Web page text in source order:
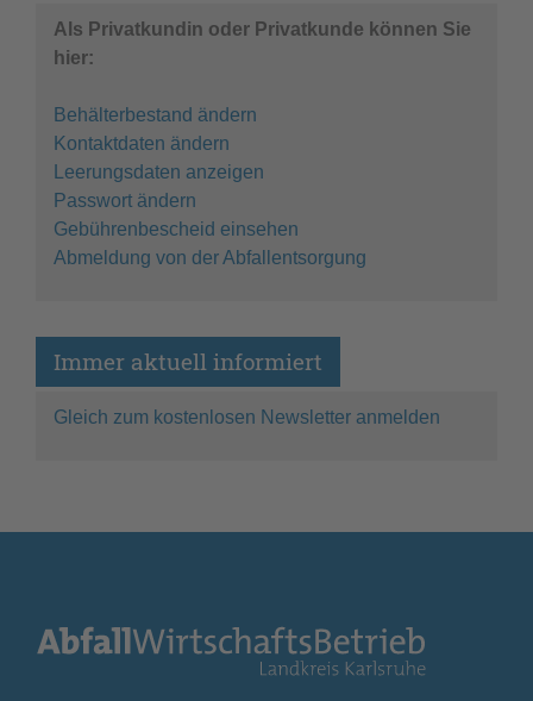
Als Privatkundin oder Privatkunde können Sie
hier:
Behälterbestand ändern
Kontaktdaten ändern
Leerungsdaten anzeigen
Passwort ändern
Gebührenbescheid einsehen
Abmeldung von der Abfallentsorgung
Immer aktuell informiert
Gleich zum kostenlosen Newsletter anmelden